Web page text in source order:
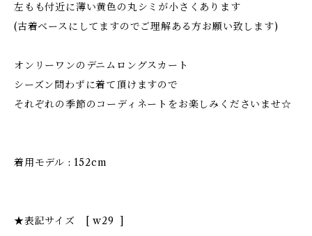
左もも付近に薄い黄色の丸シミが小さくあります
(古着ベースにしてますのでご理解ある方お願い致します)
オンリーワンのデニムロングスカート
シーズン問わずに着て頂けますので
それぞれの季節のコーディネートをお楽しみくださいませ☆
着用モデル : 152cm
★表記サイズ [ w29 ]